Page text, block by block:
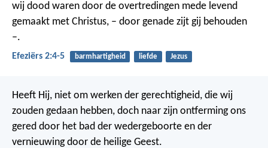
wij dood waren door de overtredingen mede levend
gemaakt met Christus, – door genade zijt gij behouden
–.
Efeziërs 2:4-5 barmhartigheid liefde Jezus
Heeft Hij, niet om werken der gerechtigheid, die wij
zouden gedaan hebben, doch naar zijn ontferming ons
gered door het bad der wedergeboorte en der
vernieuwing door de heilige Geest.